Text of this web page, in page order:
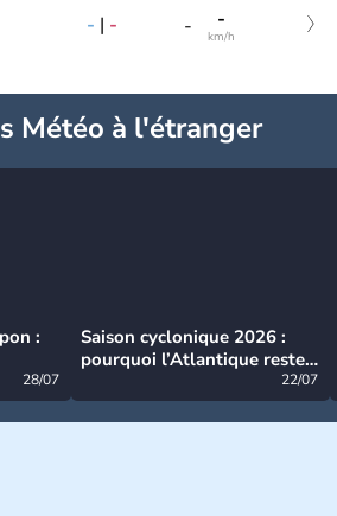
- | - - -
km/h
Météo à l'étranger
:
28/07
Saison cyclonique 2026 :
pourquoi l’Atlantique reste
22/07